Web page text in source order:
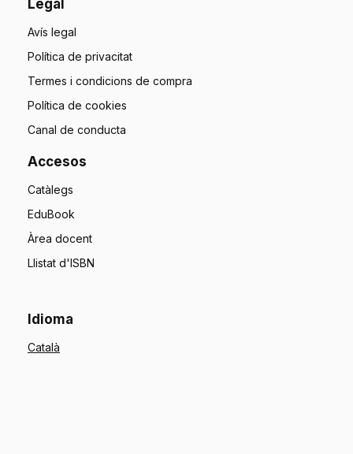
Legal
Avís legal
Política de privacitat
Termes i condicions de compra
Política de cookies
Canal de conducta
Accesos
Catàlegs
EduBook
Àrea docent
Llistat d'ISBN
Idioma